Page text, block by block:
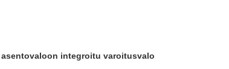
integroitu varoitusvalo